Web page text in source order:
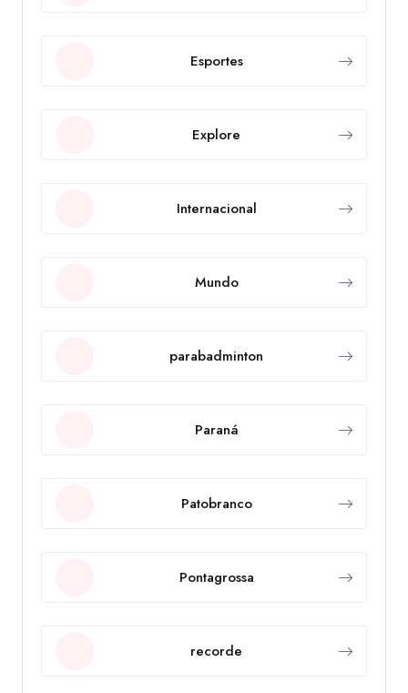
Esportes
Explore
Internacional
Mundo
parabadminton
Paraná
Patobranco
Pontagrossa
recorde